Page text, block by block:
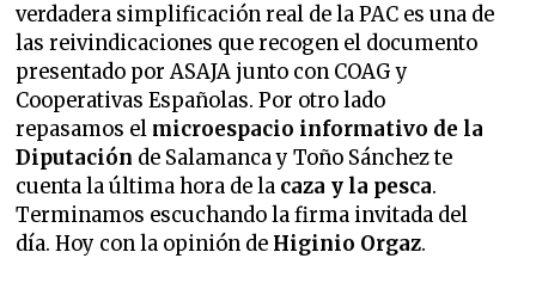
verdadera simplificación real de la PAC es una de
las reivindicaciones que recogen el documento
presentado por ASAJA junto con COAG y
Cooperativas Españolas. Por otro lado
repasamos el microespacio informativo de la
Diputación de Salamanca y Toño Sánchez te
cuenta la última hora de la caza y la pesca.
Terminamos escuchando la firma invitada del
día. Hoy con la opinión de Higinio Orgaz.